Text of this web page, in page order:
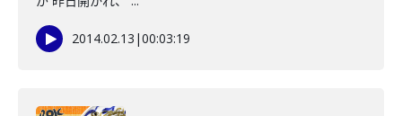
2014.02.13 |00:03:19